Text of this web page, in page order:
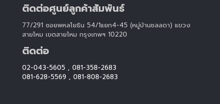
ติดต่อศูนย์ลูกค้าสัมพันธ์
77/291 ซอยพหลโยธิน 54/1แยก4-45 (หมู่บ้านชลลดา) แขวง
สายไหม เขตสายไหม กรุงเทพฯ 10220
ติดต่อ
02-043-5605 , 081-358-2683
081-628-5569 , 081-808-2683